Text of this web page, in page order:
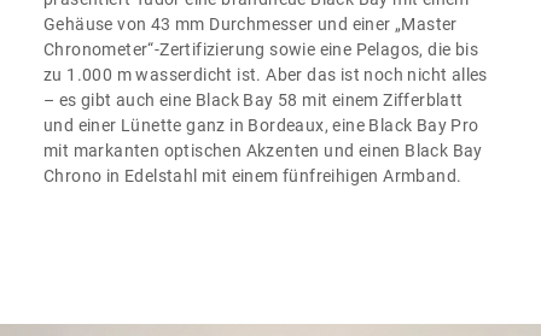
Gehäuse von 43 mm Durchmesser und einer „Master
Chronometer“-Zertifizierung sowie eine Pelagos, die bis
zu 1.000 m wasserdicht ist. Aber das ist noch nicht alles
– es gibt auch eine Black Bay 58 mit einem Zifferblatt
und einer Lünette ganz in Bordeaux, eine Black Bay Pro
mit markanten optischen Akzenten und einen Black Bay
Chrono in Edelstahl mit einem fünfreihigen Armband.